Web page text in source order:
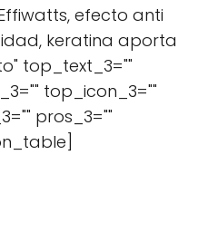
efecto anti
keratina aporta
top_text_3=""
top_icon_3=""
pros_3=""